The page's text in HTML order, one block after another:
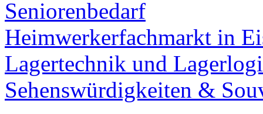
Seniorenbedarf
Heimwerkerfachmarkt in
Lagertechnik und
Sehenswürdigkeiten &